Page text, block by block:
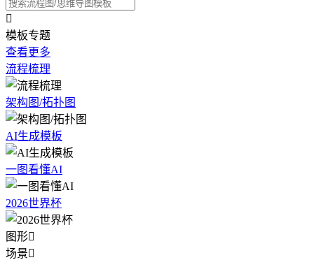

模板专题
查看更多
流程梳理
架构图/拓扑图
AI生成模板
一图看懂AI
2026世界杯
图形
场景